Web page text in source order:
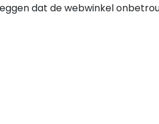
dat de webwinkel